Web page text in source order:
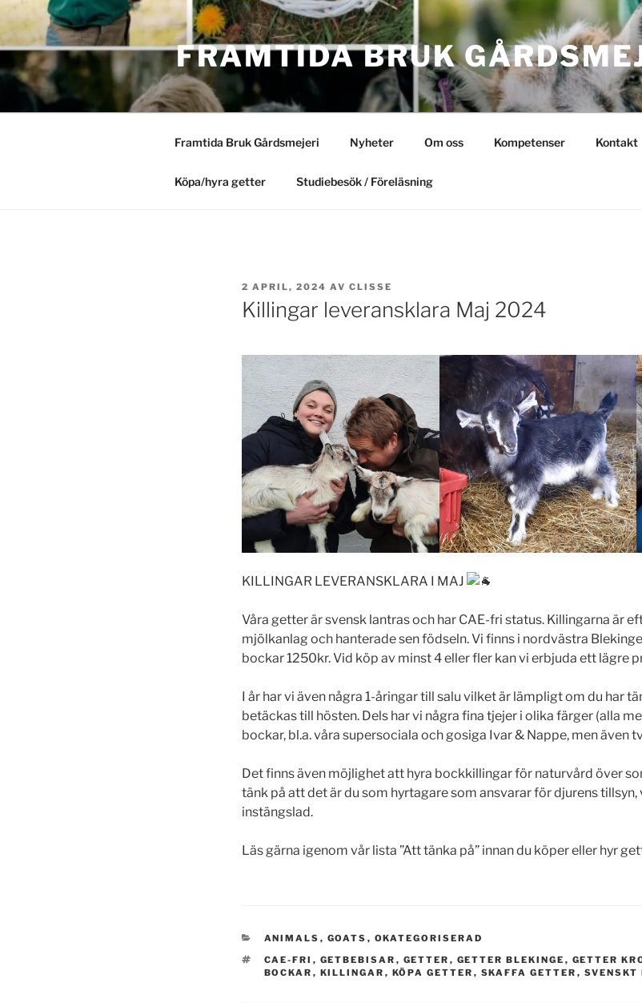
Hoppa
till
innehåll
FRAMTIDA BRUK
Framtida Bruk Gårdsmejeri Nyheter Om oss Kompetenser Kontakt
Köpa/hyra getter Studiebesök / Föreläsning
PUBLICERAT
2 APRIL, 2024 AV CLISSE
Killingar leveransklara Maj 2024
KILLINGAR LEVERANSKLARA I MAJ
Våra getter är svensk lantras och har CAE-fri status. Killingarna är
mjölkanlag och hanterade sen födseln. Vi finns i nordvästra
bockar 1250kr. Vid köp av minst 4 eller fler kan vi erbjuda ett lägre
I år har vi även några 1-åringar till salu vilket är lämpligt om du har
betäckas till hösten. Dels har vi några fina tjejer i olika färger (alla
bockar, bl.a. våra supersociala och gosiga Ivar & Nappe, men även
Det finns även möjlighet att hyra bockkillingar för naturvård över
tänk på att det är du som hyrtagare som ansvarar för djurens
instängslad.
Läs gärna igenom vår lista ”Att tänka på” innan du köper eller hyr
KATEGORIER
ANIMALS , GOATS , OKATEGORISERAD
TAGGAR
CAE-FRI , GETBEBISAR , GETTER , GETTER BLEKINGE , GETTER
BOCKAR , KILLINGAR , KÖPA GETTER , SKAFFA GETTER , SVENSKT